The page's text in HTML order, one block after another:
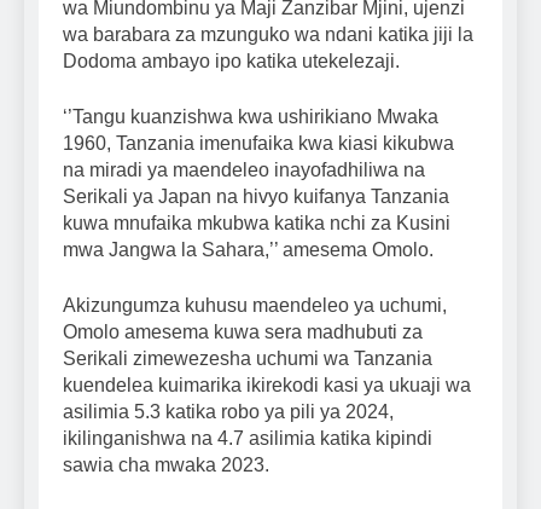
wa Miundombinu ya Maji Zanzibar Mjini, ujenzi
wa barabara za mzunguko wa ndani katika jiji la
Dodoma ambayo ipo katika utekelezaji.
‘’Tangu kuanzishwa kwa ushirikiano Mwaka
1960, Tanzania imenufaika kwa kiasi kikubwa
na miradi ya maendeleo inayofadhiliwa na
Serikali ya Japan na hivyo kuifanya Tanzania
kuwa mnufaika mkubwa katika nchi za Kusini
mwa Jangwa la Sahara,’’ amesema Omolo.
Akizungumza kuhusu maendeleo ya uchumi,
Omolo amesema kuwa sera madhubuti za
Serikali zimewezesha uchumi wa Tanzania
kuendelea kuimarika ikirekodi kasi ya ukuaji wa
asilimia 5.3 katika robo ya pili ya 2024,
ikilinganishwa na 4.7 asilimia katika kipindi
sawia cha mwaka 2023.